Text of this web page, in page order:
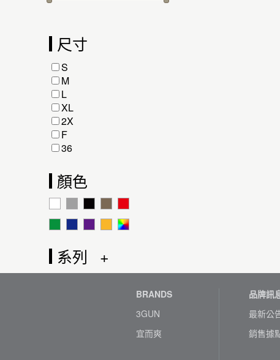
尺寸
S
M
L
XL
2X
F
36
顏色
系列
BRANDS
3GUN
宜而爽
品牌訊
最新公
銷售據